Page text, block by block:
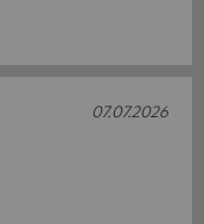
07.07.2026